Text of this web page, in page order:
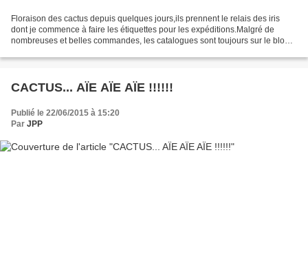
Floraison des cactus depuis quelques jours,ils prennent le relais des iris
dont je commence à faire les étiquettes pour les expéditions.Malgré de
nombreuses et belles commandes, les catalogues sont toujours sur le blog
CACTUS... AÏE AÏE AÏE !!!!!!
Publié le 22/06/2015 à 15:20
Par JPP